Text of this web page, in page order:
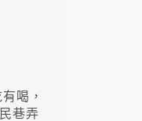
喝，
巷弄